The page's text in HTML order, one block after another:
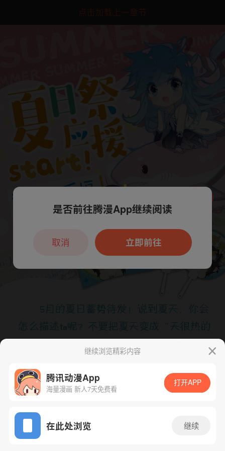
点击加载上一章节
App免费看
下一话
继续浏览精彩内容
腾讯动漫App
海量漫画 新人7天免费看
打开APP
在此处浏览 继续
本章节仅支持App阅读，可打开App新用
户7天免费看
是否前往腾漫App继续阅读
立即前往
取消